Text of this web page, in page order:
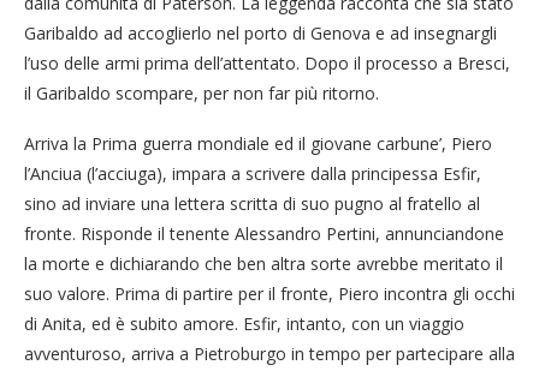
Garibaldo ad accoglierlo nel porto di Genova e ad insegnargli
l’uso delle armi prima dell’attentato. Dopo il processo a Bresci,
il Garibaldo scompare, per non far più ritorno.
Arriva la Prima guerra mondiale ed il giovane carbune’, Piero
l’Anciua (l’acciuga), impara a scrivere dalla principessa Esfir,
sino ad inviare una lettera scritta di suo pugno al fratello al
fronte. Risponde il tenente Alessandro Pertini, annunciandone
la morte e dichiarando che ben altra sorte avrebbe meritato il
suo valore. Prima di partire per il fronte, Piero incontra gli occhi
di Anita, ed è subito amore. Esfir, intanto, con un viaggio
avventuroso, arriva a Pietroburgo in tempo per partecipare alla